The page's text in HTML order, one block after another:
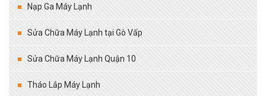
Nạp Ga Máy Lạnh
Sửa Chữa Máy Lạnh tại Gò Vấp
Sửa Chữa Máy Lạnh Quận 10
Tháo Lắp Máy Lạnh